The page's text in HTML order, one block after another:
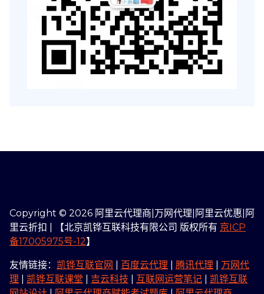
Copyright © 2026 阿里云代理商|万网代理|阿里云优惠|阿
里云折扣 | 【北京凯铧互联科技有限公司 版权所有 京ICP
备17005975号-12】
友情链接： 凯铧互联官网 百度云代理 腾讯代理
万网代
理
凯铧互联课堂 吉云科技 互联网运营笔记
凯铧互联